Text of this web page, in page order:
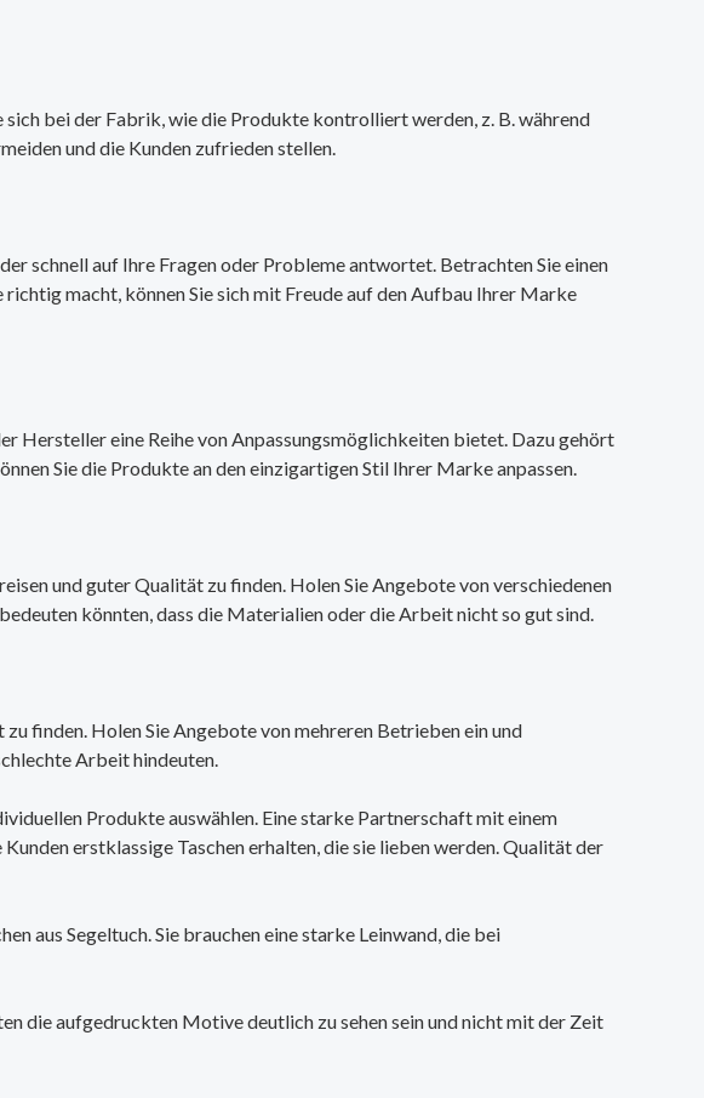
bei der Fabrik, wie die Produkte kontrolliert werden, z. B. während
und die Kunden zufrieden stellen.
schnell auf Ihre Fragen oder Probleme antwortet. Betrachten Sie einen
macht, können Sie sich mit Freude auf den Aufbau Ihrer Marke
Hersteller eine Reihe von Anpassungsmöglichkeiten bietet. Dazu gehört
Sie die Produkte an den einzigartigen Stil Ihrer Marke anpassen.
und guter Qualität zu finden. Holen Sie Angebote von verschiedenen
könnten, dass die Materialien oder die Arbeit nicht so gut sind.
finden. Holen Sie Angebote von mehreren Betrieben ein und
Arbeit hindeuten.
Produkte auswählen. Eine starke Partnerschaft mit einem
erstklassige Taschen erhalten, die sie lieben werden. Qualität der
aus Segeltuch. Sie brauchen eine starke Leinwand, die bei
die aufgedruckten Motive deutlich zu sehen sein und nicht mit der Zeit